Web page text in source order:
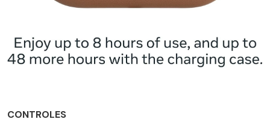
CONTROLES